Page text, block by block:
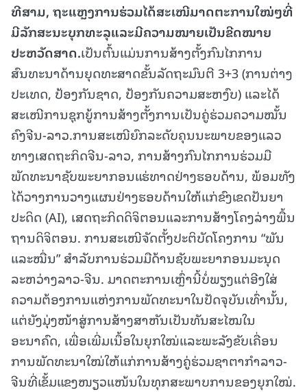
ທີສາມ, ຖະແຫຼງການຮ່ວມໄດ້ສະເໜີມາດຕະການໃໝ່ໆທີ່
ມີລັກສະນະບຸກທະລຸແລະມີຄວາມໝາຍເປັນຂີດໝາຍ
ປະຫວັດສາດ.ເປັນຕົ້ນແມ່ນການສ້າງຕັ້ງກົນໄກການ
ສົນທະນາດ້ານຍຸດທະສາດຂັ້ນລັດຖະມົນຕີ 3+3 (ການຕ່າງ
ປະເທດ, ປ້ອງກັນຊາດ, ປ້ອງກັນຄວາມສະຫງົບ) ແລະໄດ້
ສະເໜີການຊຸກຍູ້ການສ້າງຕັ້ງການເປັນຄູ່ຮ່ວມຄວາມໝັ້ນ
ຄົງຈີນ-ລາວ.ການສະເໜີຍົກລະດັບຄຸນນະພາບຂອງແລວ
ທາງເສດຖະກິດຈີນ-ລາວ, ການສ້າງກົນໄກການຮ່ວມມື
ພັດທະນາຊັບພະຍາກອນແຮ່ທາດຢ່າງຮອບດ້ານ, ພ້ອມທັງ
ໄດ້ວາງການວາງແຜນຢ່າງຮອບດ້ານໃຫ້ແກ່ຂົງເຂດປັນຍາ
ປະດິດ (AI), ເສດຖະກິດດິຈິຕອນແລະການສ້າງໂຄງລ່າງພື້ນ
ຖານດິຈິຕອນ. ການສະເໜີຈັດຕັ້ງປະຕິບັດໂຄງການ “ພັນ
ແລະໝື່ນ” ສໍາລັບການຮ່ວມມືດ້ານຊັບພະຍາກອນມະນຸດ
ລະຫວ່າງລາວ-ຈີນ. ມາດຕະການເຫຼົ່ານີ້ບໍ່ພຽງແຕ່ອີງໃສ່
ຄວາມຕ້ອງການແຫ່ງການພັດທະນາໃນປັດຈຸບັນເທົ່ານັ້ນ,
ແຕ່ຍັງມຸ່ງໜ້າສູ່ການສ້າງສາຫັນເປັນທັນສະໄໝໃນ
ອະນາຄົດ, ເພື່ອເພີ່ມເນື້ອໃນຍຸກໃໝ່ແລະພະລັງຂັບເຄື່ອນ
ການພັດທະນາໃໝ່ໃຫ້ແກ່ການສ້າງຄູ່ຮ່ວມຊາຕາກຳລາວ-
ຈີນທີ່ເຂັ້ມແຂງໜຽວແໜ້ນໃນທຸກສະພາບການຂອງຍຸກໃໝ່.